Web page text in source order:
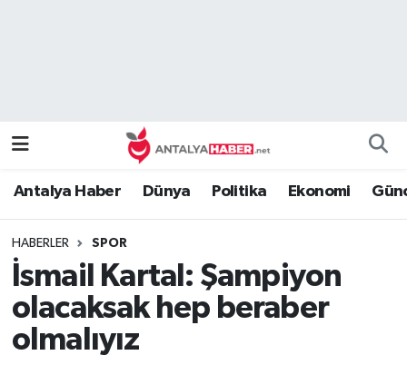
Antalya Haber Dünya Politika Ekonomi
HABERLER SPOR
İsmail Kartal: Şampiyon
olacaksak hep beraber
olmalıyız
Genel
Güncel
Namaz Vakitleri
Tüm Manşetler
Son Dakika Haberleri